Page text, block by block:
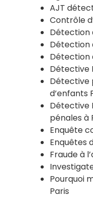
AJT
Contrôle
Détection
​Détection
Détection
Détective
Détective
d’enfants
Détective
pénales à
Enquête
Enquêtes
Fraude à
Pourquoi
Paris